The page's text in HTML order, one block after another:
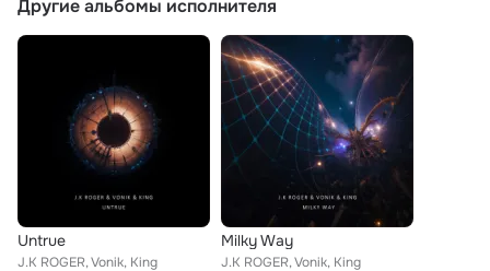
Другие альбомы исполнителя
Untrue
J.K ROGER, Vonik, King
Milky Way
J.K ROGER, Vonik, King